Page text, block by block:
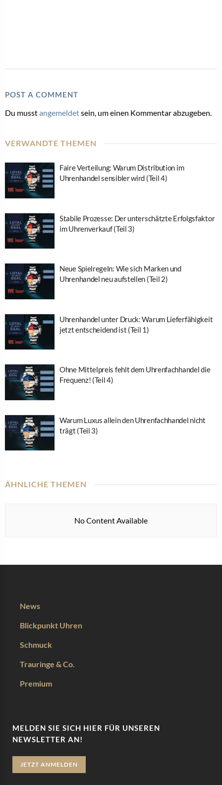
POST A COMMENT
Du musstangemeldetsein, um einen Kommentar abzugeben.
VERWANDTE THEMEN
Faire Verteilung: Warum Distribution im
Uhrenhandel sensibler wird (Teil 4)
Stabile Prozesse: Der unterschätzte Erfolgsfaktor
im Uhrenverkauf (Teil 3)
Neue Spielregeln: Wie sich Marken und
Uhrenhandel neu aufstellen (Teil 2)
Uhrenhandel unter Druck: Warum Lieferfähigkeit
jetzt entscheidend ist (Teil 1)
Ohne Mittelpreis fehlt dem Uhrenfachhandel die
Frequenz! (Teil 4)
Warum Luxus allein den Uhrenfachhandel nicht
trägt (Teil 3)
ÄHNLICHE THEMEN
No Content Available
News
Blickpunkt Uhren
Schmuck
Trauringe & Co.
Premium
MELDEN SIE SICH HIER FÜR UNSEREN
NEWSLETTER AN!
JETZT ANMELDEN